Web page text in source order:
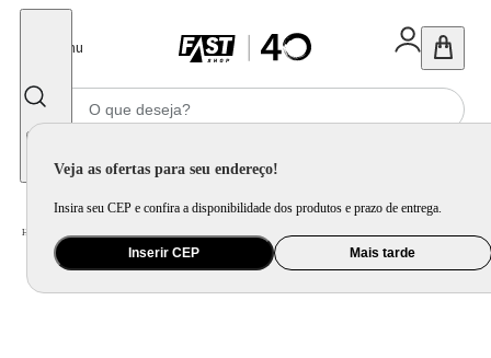
Menu
Veja as ofertas para seu endereço!
Insira seu CEP e confira a disponibilidade dos produtos e prazo de entrega.
Inserir CEP Mais tarde
Home